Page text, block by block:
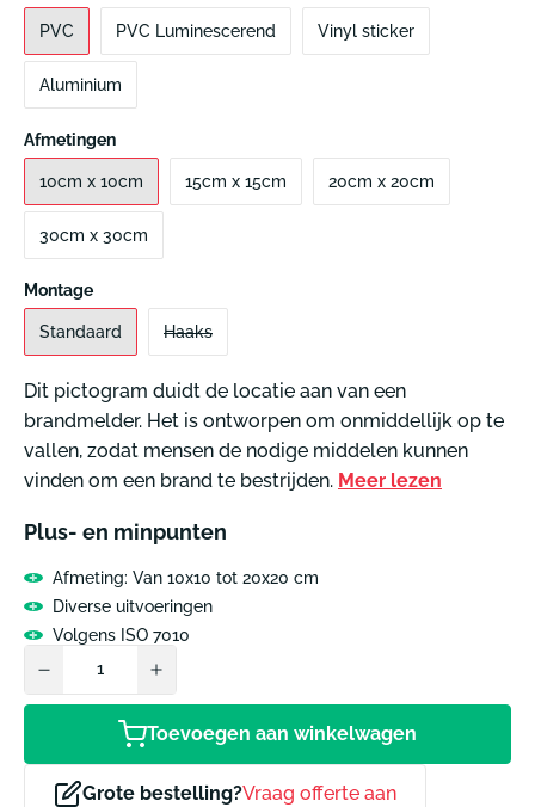
PVC PVC Luminescerend Vinyl sticker
Aluminium
Afmetingen
10cm x 10cm 15cm x 15cm 20cm x 20cm
30cm x 30cm
Montage
Standaard Haaks
Dit pictogram duidt de locatie aan van een
brandmelder. Het is ontworpen om onmiddellijk op te
vallen, zodat mensen de nodige middelen kunnen
vinden om een brand te bestrijden. Meer lezen
Plus- en minpunten
Afmeting: Van 10x10 tot 20x20 cm
Diverse uitvoeringen
Volgens ISO 7010
Toevoegen aan winkelwagen
Grote bestelling?Vraag offerte aan